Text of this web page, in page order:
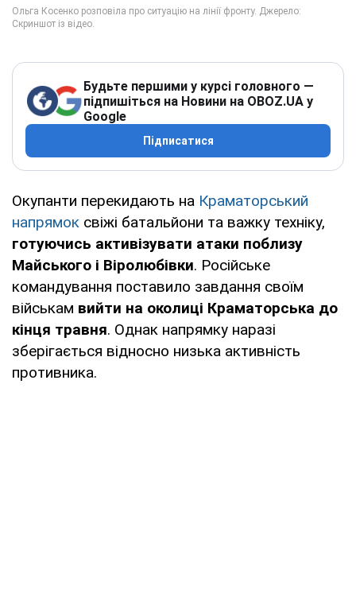
Будьте першими у курсі головного —
підпишіться на Новини на OBOZ.UA у
Google
Підписатися
Окупанти перекидають на Краматорський
напрямок свіжі батальйони та важку техніку,
готуючись активізувати атаки поблизу
Майського і Віролюбівки. Російське
командування поставило завдання своїм
військам вийти на околиці Краматорська до
кінця травня. Однак напрямку наразі
зберігається відносно низька активність
противника.